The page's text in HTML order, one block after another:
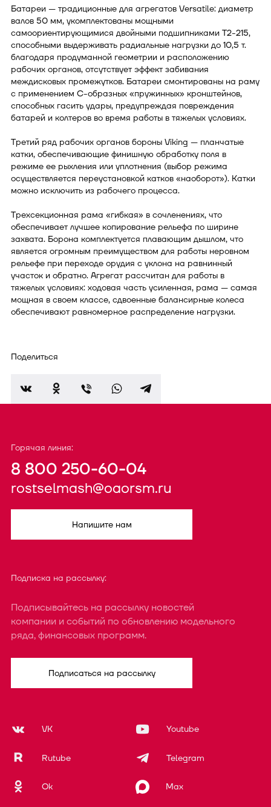
Батареи — традиционные для агрегатов Versatile: диаметр
валов 50 мм, укомплектованы мощными
самоориентирующимися двойными подшипниками T2-215,
способными выдерживать радиальные нагрузки до 10,5 т.
благодаря продуманной геометрии и расположению
рабочих органов, отсутствует эффект забивания
междисковых промежутков. Батареи смонтированы на раму
с применением С-образных «пружинных» кронштейнов,
способных гасить удары, предупреждая повреждения
батарей и колтеров во время работы в тяжелых условиях.
Третий ряд рабочих органов бороны Viking — планчатые
катки, обеспечивающие финишную обработку поля в
режиме ее рыхления или уплотнения (выбор режима
осуществляется переустановкой катков «наоборот»). Катки
можно исключить из рабочего процесса.
Трехсекционная рама «гибкая» в сочленениях, что
обеспечивает лучшее копирование рельефа по ширине
захвата. Борона комплектуется плавающим дышлом, что
является огромным преимуществом для работы неровном
рельефе при переходе орудия с уклона на равнинный
участок и обратно. Агрегат рассчитан для работы в
тяжелых условиях: ходовая часть усиленная, рама — самая
мощная в своем классе, сдвоенные балансирные колеса
обеспечивают равномерное распределение нагрузки.
Поделиться
Горячая линия:
8 800 250-60-04
rostselmash@oaorsm.ru
Напишите нам
Подписка на рассылку:
Подписывайтесь на рассылку новостей
компании и событий по обновлению модельного
ряда, финансовых программ.
Подписаться на рассылку
VK Youtube
Rutube Telegram
Ok Max